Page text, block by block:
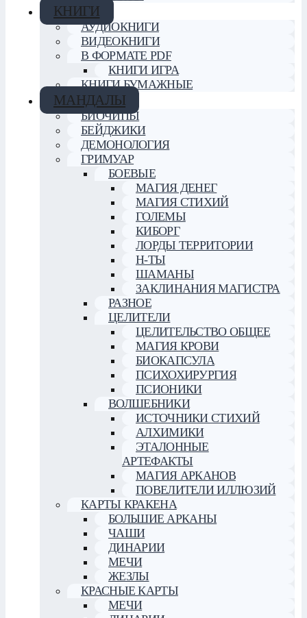
КНИГИ
АУДИОКНИГИ
ВИДЕОКНИГИ
В ФОРМАТЕ PDF
КНИГИ ИГРА
КНИГИ БУМАЖНЫЕ
МАНДАЛЫ
БИОЧИПЫ
БЕЙДЖИКИ
ДЕМОНОЛОГИЯ
ГРИМУАР
БОЕВЫЕ
МАГИЯ ДЕНЕГ
МАГИЯ СТИХИЙ
ГОЛЕМЫ
КИБОРГ
ЛОРДЫ ТЕРРИТОРИИ
Н-ТЫ
ШАМАНЫ
ЗАКЛИНАНИЯ МАГИСТРА
РАЗНОЕ
ЦЕЛИТЕЛИ
ЦЕЛИТЕЛЬСТВО ОБЩЕЕ
МАГИЯ КРОВИ
БИОКАПСУЛА
ПСИХОХИРУРГИЯ
ПСИОНИКИ
ВОЛШЕБНИКИ
ИСТОЧНИКИ СТИХИЙ
АЛХИМИКИ
ЭТАЛОННЫЕ
АРТЕФАКТЫ
МАГИЯ АРКАНОВ
ПОВЕЛИТЕЛИ ИЛЛЮЗИЙ
КАРТЫ КРАКЕНА
БОЛЬШИЕ АРКАНЫ
ЧАШИ
ДИНАРИИ
МЕЧИ
ЖЕЗЛЫ
КРАСНЫЕ КАРТЫ
МЕЧИ